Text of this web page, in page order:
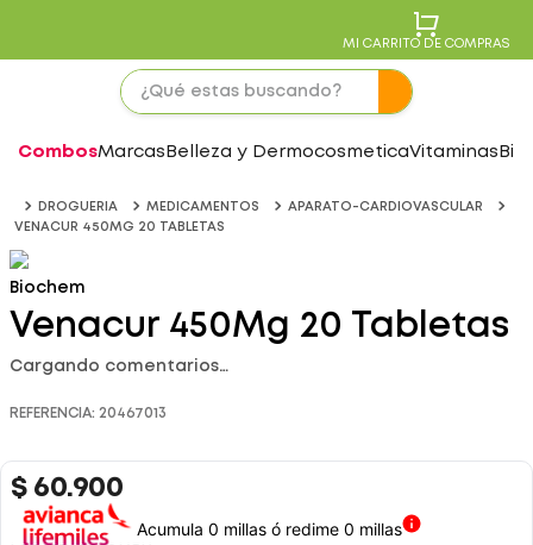
MI CARRITO DE COMPRAS
CombosMarcas Belleza y DermocosmeticaVitaminas
DROGUERIA MEDICAMENTOS
APARATO-CARDIOVASCULAR
VENACUR 450MG 20 TABLETAS
Biochem
Venacur 450Mg 20 Tabletas
Cargando comentarios…
REFERENCIA: 20467013
$ 60.900
Acumula 0 millas ó redime 0 millas